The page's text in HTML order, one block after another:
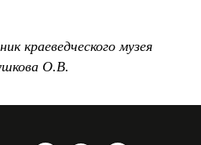
краеведческого музея
О.В.